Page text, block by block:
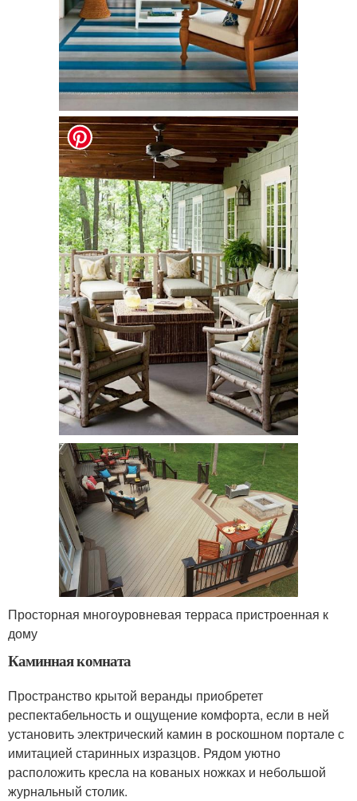
Просторная многоуровневая терраса пристроенная к
дому
Каминная комната
Пространство крытой веранды приобретет
респектабельность и ощущение комфорта, если в ней
установить электрический камин в роскошном портале с
имитацией старинных изразцов. Рядом уютно
расположить кресла на кованых ножках и небольшой
журнальный столик.